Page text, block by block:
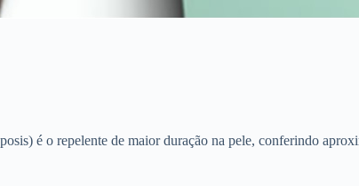
é o repelente de maior duração na pele, conferindo